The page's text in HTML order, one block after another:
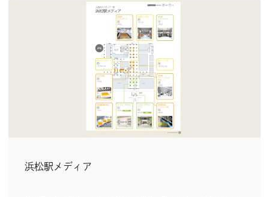
浜松駅メディア